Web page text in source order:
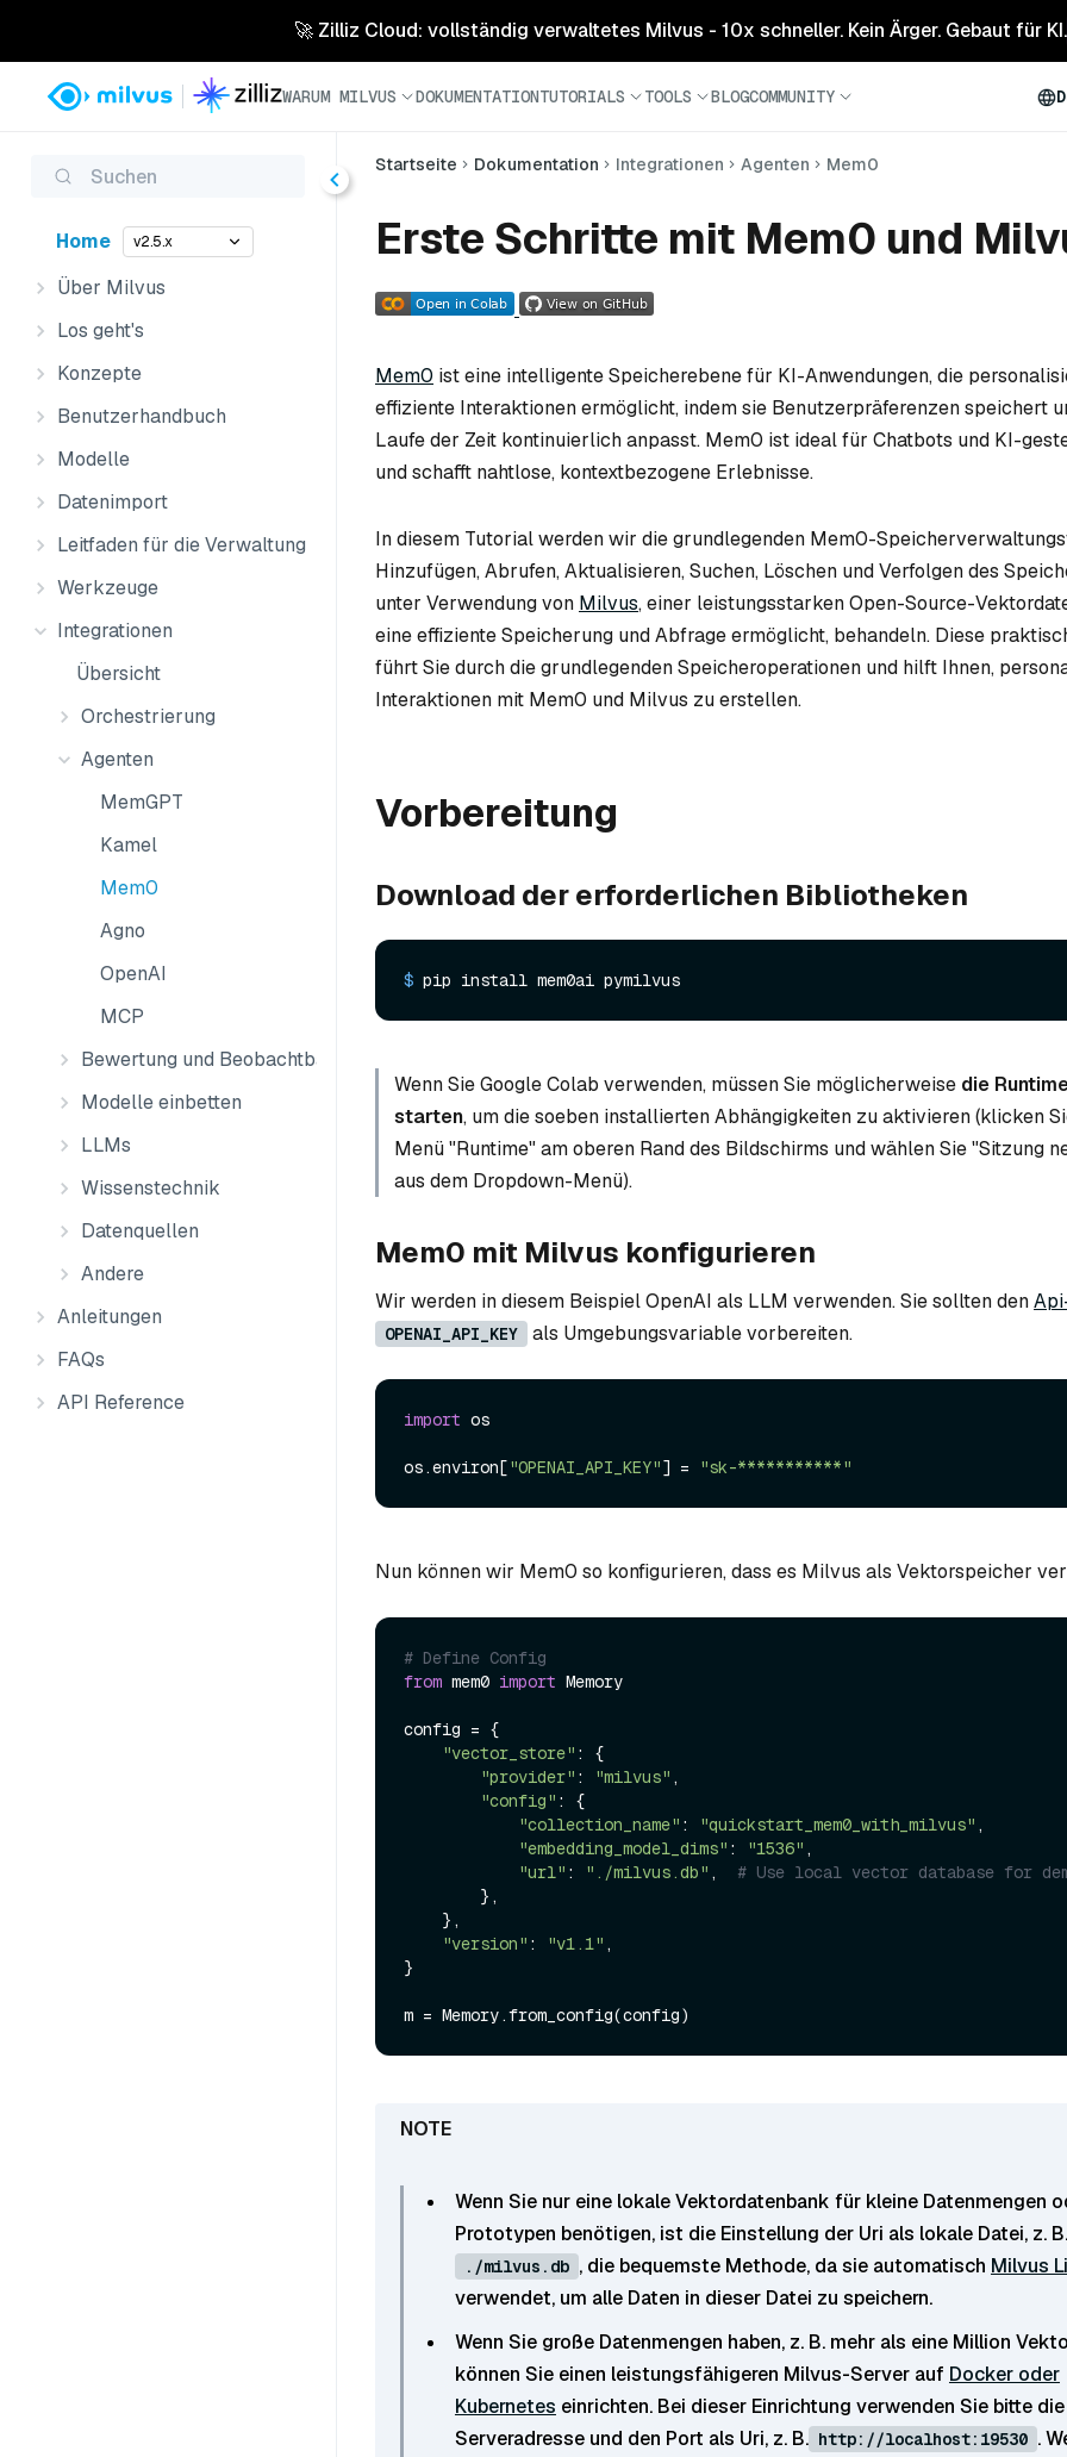
🚀 Zilliz Cloud: vollständig verwaltetes Milvus - 10x schneller. Kein Ärger. Gebaut für KI.
WARUM MILVUS DOKUMENTATIONTUTORIALS TOOLS BLOGCOMMUNITY
Suchen
Home v2.5.x
Über Milvus
Los geht's
Konzepte
Benutzerhandbuch
Modelle
Datenimport
Leitfaden für die Verwaltung
Werkzeuge
Integrationen
Übersicht
Orchestrierung
Agenten
MemGPT
Kamel
Mem0
Agno
OpenAI
MCP
Bewertung und Beobachtbarkeit
Modelle einbetten
LLMs
Wissenstechnik
Datenquellen
Andere
Anleitungen
FAQs
API Reference
Startseite Dokumentation Integrationen Agenten Mem0
Erste Schritte mit Mem0 und
Mem0 ist eine intelligente Speicherebene für KI-Anwendungen, die
effiziente Interaktionen ermöglicht, indem sie Benutzerpräferenzen speichert
Laufe der Zeit kontinuierlich anpasst. Mem0 ist ideal für Chatbots und KI-
und schafft nahtlose, kontextbezogene Erlebnisse.
In diesem Tutorial werden wir die grundlegenden Mem0-
Hinzufügen, Abrufen, Aktualisieren, Suchen, Löschen und Verfolgen des
unter Verwendung von Milvus, einer leistungsstarken Open-Source-
eine effiziente Speicherung und Abfrage ermöglicht, behandeln. Diese
führt Sie durch die grundlegenden Speicheroperationen und hilft Ihnen,
Interaktionen mit Mem0 und Milvus zu erstellen.
Vorbereitung
Download der erforderlichen Bibliotheken
$ pip install mem0ai pymilvus
Wenn Sie Google Colab verwenden, müssen Sie möglicherweise die
starten, um die soeben installierten Abhängigkeiten zu aktivieren (klicken
Menü "Runtime" am oberen Rand des Bildschirms und wählen Sie "Sitzung
aus dem Dropdown-Menü).
Mem0 mit Milvus konfigurieren
Wir werden in diesem Beispiel OpenAI als LLM verwenden. Sie sollten den
OPENAI_API_KEY als Umgebungsvariable vorbereiten.
import os
os.environ["OPENAI_API_KEY"] = "sk-***********"
Nun können wir Mem0 so konfigurieren, dass es Milvus als Vektorspeicher
# Define Config
from mem0 import Memory
config = {
"vector_store" : {
"provider" : "milvus" ,
"config" : {
"collection_name" : "quickstart_mem0_with_milvus" ,
"embedding_model_dims" : "1536" ,
"url" : "./milvus.db" , # Use local vector database for
"version" : "v1.1" ,
}
Wenn Sie nur eine lokale Vektordatenbank für kleine Datenmengen
Prototypen benötigen, ist die Einstellung der Uri als lokale Datei, z. B.
./milvus.db , die bequemste Methode, da sie automatisch Milvus
verwendet, um alle Daten in dieser Datei zu speichern.
Wenn Sie große Datenmengen haben, z. B. mehr als eine Million
können Sie einen leistungsfähigeren Milvus-Server auf Docker oder
Kubernetes einrichten. Bei dieser Einrichtung verwenden Sie bitte die
Serveradresse und den Port als Uri, z. B. http://localhost:19530 .